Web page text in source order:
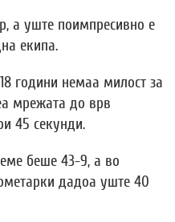
а уште поимпресивно е
екипа.
години немаа милост за
мрежата до врв
45 секунди.
беше 43-9, а во
дадоа уште 40